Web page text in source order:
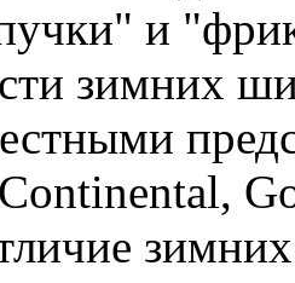
и
зимних